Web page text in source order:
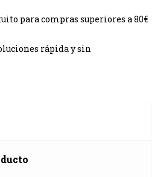
para compras superiores a 80€
rápida y sin